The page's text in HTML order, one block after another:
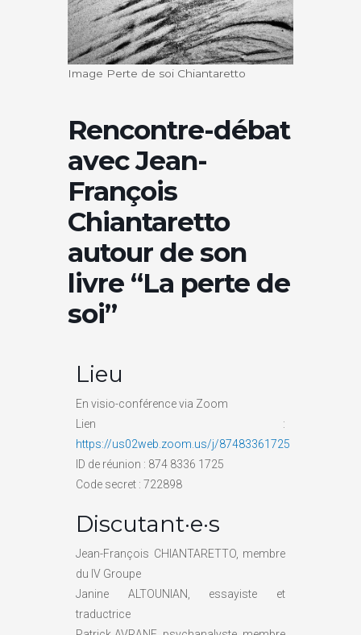
Image Perte de soi Chiantaretto
Rencontre-débat
avec Jean-
François
Chiantaretto
autour de son
livre “La perte de
soi”
Lieu
En visio-conférence via Zoom
Lien :
https://us02web.zoom.us/j/87483361725
ID de réunion : 874 8336 1725
Code secret : 722898
Discutant·e·s
Jean-François CHIANTARETTO, membre
du IV Groupe
Janine ALTOUNIAN, essayiste et
traductrice